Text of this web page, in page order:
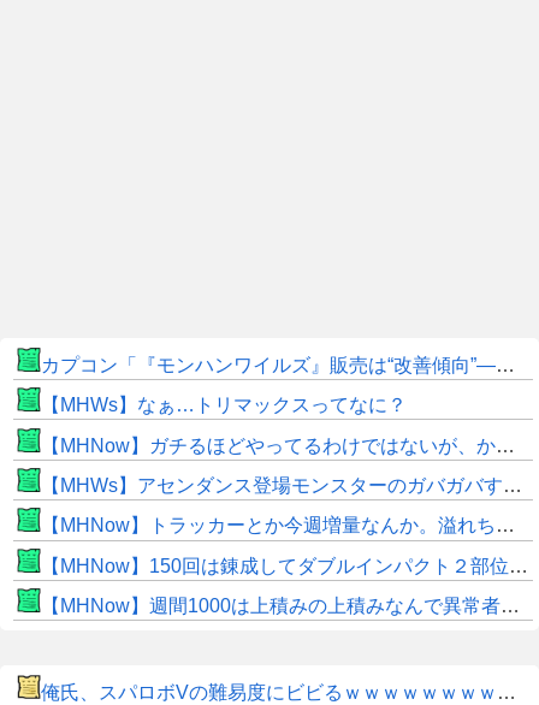
カプコン「『モンハンワイルズ』販売は“改善傾向”―中長期でワールド超え目指す」
【MHWs】なぁ…トリマックスってなに？
【MHNow】ガチるほどやってるわけではないが、かと言って要撃戦くらいしかやることないんだよな
【MHWs】アセンダンス登場モンスターのガバガバすぎる偽リークきたな
【MHNow】トラッカーとか今週増量なんか。溢れちゃうから来週にして欲しいわ何狩れいうねん
【MHNow】150回は錬成してダブルインパクト２部位だけって流石に泣けてくる
【MHNow】週間1000は上積みの上積みなんで異常者です
俺氏、スパロボVの難易度にビビるｗｗｗｗｗｗｗｗｗｗｗ